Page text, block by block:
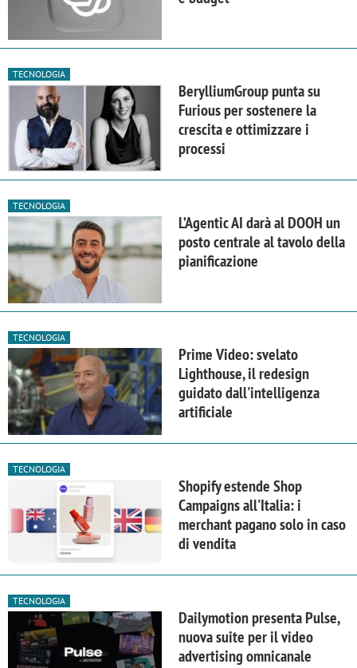
TECNOLOGIA
BerylliumGroup punta su
Furious per sostenere la
crescita e ottimizzare i
processi
TECNOLOGIA
L’Agentic AI darà al DOOH un
posto centrale al tavolo della
pianificazione
TECNOLOGIA
Prime Video: svelato
Lighthouse, il redesign
guidato dall'intelligenza
artificiale
TECNOLOGIA
Shopify estende Shop
Campaigns all'Italia: i
merchant pagano solo in caso
di vendita
TECNOLOGIA
Dailymotion presenta Pulse,
nuova suite per il video
advertising omnicanale